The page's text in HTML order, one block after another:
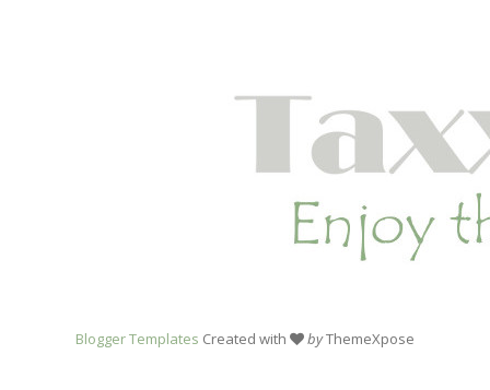
Blogger Templates Created with byThemeXpose